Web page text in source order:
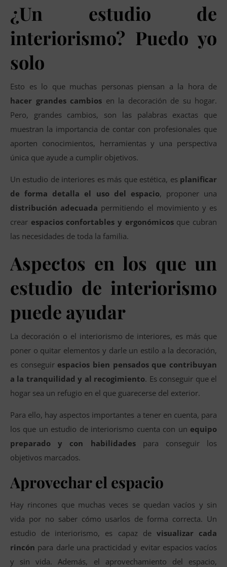
¿Un estudio de
interiorismo? Puedo yo
solo
Esto es lo que muchas personas piensan a la hora de
hacer grandes cambios en la decoración de su hogar.
Pero, grandes cambios, son las palabras exactas que
muestran la importancia de contar con profesionales que
aporten conocimientos, herramientas y una perspectiva
única que ayude a cumplir objetivos.
Un estudio de interiores es más que estética, es planificar
de forma detalla el uso del espacio, proponer una
distribución adecuada permitiendo el movimiento y es
crear espacios confortables y ergonómicosque cubran
las necesidades de toda la familia.
Aspectos en los que un
estudio de interiorismo
puede ayudar
La decoración o el interiorismo de interiores, es más que
poner o quitar elementos y darle un estilo a la decoración,
es conseguir espacios bien pensados que contribuyan
a la tranquilidad y al recogimiento. Es conseguir que el
hogar sea un refugio en el que guarecerse del exterior.
Para ello, hay aspectos importantes a tener en cuenta, para
los que un estudio de interiorismo cuenta con un equipo
preparado y con habilidadespara conseguir los
objetivos marcados.
Aprovechar el espacio
Hay rincones que muchas veces se quedan vacíos y sin
vida por no saber cómo usarlos de forma correcta. Un
estudio de interiorismo, es capaz de visualizar cada
rincón para darle una practicidad y evitar espacios vacíos
y sin vida. Además, el aprovechamiento del espacio,